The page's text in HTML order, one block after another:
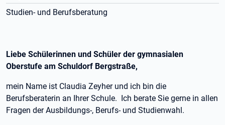
Studien- und Berufsberatung
Liebe Schülerinnen und Schüler der gymnasialen
Oberstufe am Schuldorf Bergstraße,
mein Name ist Claudia Zeyher und ich bin die
Berufsberaterin an Ihrer Schule. Ich berate Sie gerne in allen
Fragen der Ausbildungs-, Berufs- und Studienwahl.